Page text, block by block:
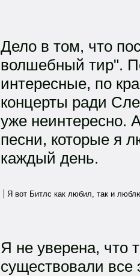
Дело в том, что
волшебный тир".
интересные, по
концерты ради
уже
песни, которые я
каждый день.
Я вот Битлс как любил, так и
Я не уверена, что
существовали все